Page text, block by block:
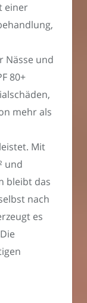
einer
Nässe und
80+
mehr als
Mit
und
bleibt das
nach
es